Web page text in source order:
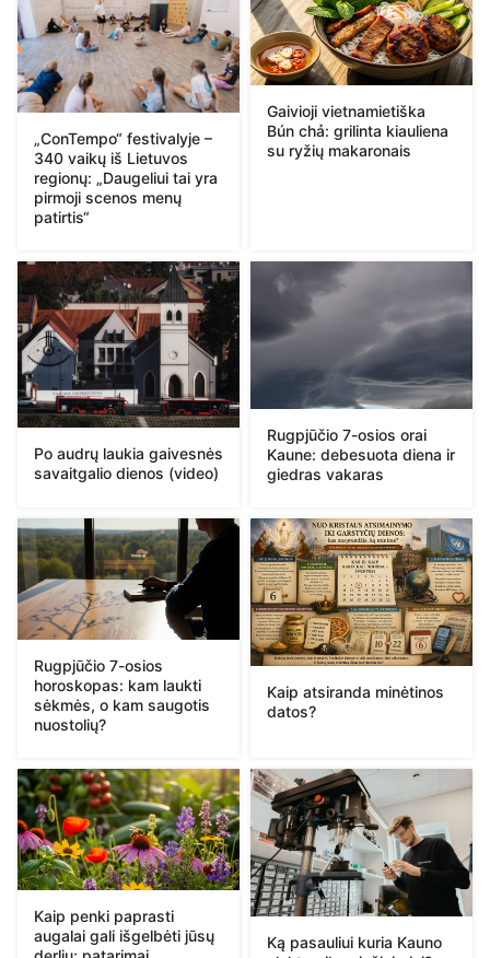
„ConTempo“ festivalyje –
340 vaikų iš Lietuvos
regionų: „Daugeliui tai yra
pirmoji scenos menų
patirtis“
Gaivioji vietnamietiška
Bún chả: grilinta kiauliena
su ryžių makaronais
Po audrų laukia gaivesnės
savaitgalio dienos (video)
Rugpjūčio 7-osios orai
Kaune: debesuota diena ir
giedras vakaras
Rugpjūčio 7-osios
horoskopas: kam laukti
sėkmės, o kam saugotis
nuostolių?
Kaip atsiranda minėtinos
datos?
Kaip penki paprasti
augalai gali išgelbėti jūsų
Ką pasauliui kuria Kauno